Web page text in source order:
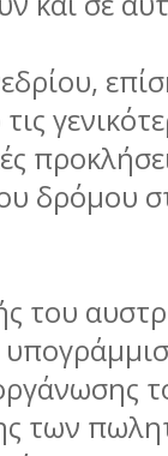
δρόμου
του
των